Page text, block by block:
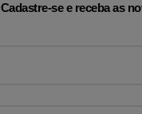
Cadastre-se e receba as